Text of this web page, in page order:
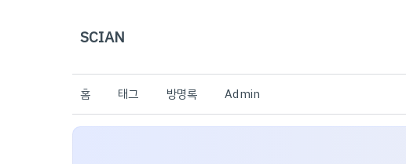
SCIAN
홈 태그 방명록 Admin